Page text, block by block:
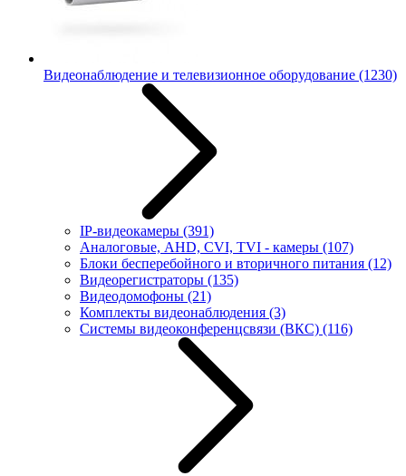
Видеонаблюдение и телевизионное оборудование (1230)
IP-видеокамеры (391)
Аналоговые, AHD, CVI, TVI - камеры (107)
Блоки бесперебойного и вторичного питания (12)
Видеорегистраторы (135)
Видеодомофоны (21)
Комплекты видеонаблюдения (3)
Системы видеоконференцсвязи (ВКС) (116)